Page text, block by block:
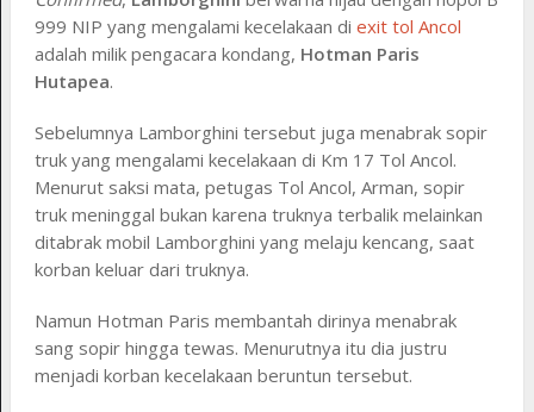
999 NIP yang mengalami kecelakaan di exit tol Ancol
adalah milik pengacara kondang, Hotman Paris
Hutapea.
Sebelumnya Lamborghini tersebut juga menabrak sopir
truk yang mengalami kecelakaan di Km 17 Tol Ancol.
Menurut saksi mata, petugas Tol Ancol, Arman, sopir
truk meninggal bukan karena truknya terbalik melainkan
ditabrak mobil Lamborghini yang melaju kencang, saat
korban keluar dari truknya.
Namun Hotman Paris membantah dirinya menabrak
sang sopir hingga tewas. Menurutnya itu dia justru
menjadi korban kecelakaan beruntun tersebut.